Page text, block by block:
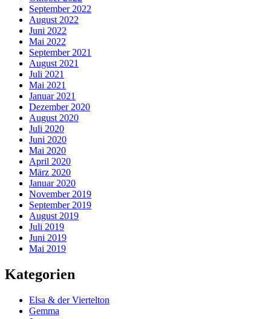
September 2022
August 2022
Juni 2022
Mai 2022
September 2021
August 2021
Juli 2021
Mai 2021
Januar 2021
Dezember 2020
August 2020
Juli 2020
Juni 2020
Mai 2020
April 2020
März 2020
Januar 2020
November 2019
September 2019
August 2019
Juli 2019
Juni 2019
Mai 2019
Kategorien
Elsa & der Viertelton
Gemma